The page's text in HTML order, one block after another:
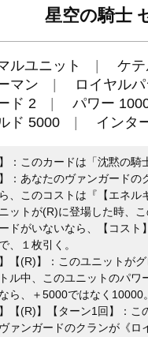
星空の騎士
ルユニット
ケ
マン
ロイヤル
ド 2
パワー
ド 5000
インタ
】：このカードは「沈黙の騎
】：あなたのヴァンガード
、このコストは『【エネル
ットが(R)に登場した時、
ドがいないなら、【コス
、１枚引く。
】【(R)】：このユニットが
ル中、このユニットのパワ
ら、＋5000ではなく10000。
】【(R)】【ターン1回】：
ァンガードのクランが《ロ